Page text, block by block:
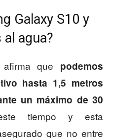
Galaxy S10 y
agua?
que podemos
hasta 1,5 metros
un máximo de 30
tiempo y esta
que no entre